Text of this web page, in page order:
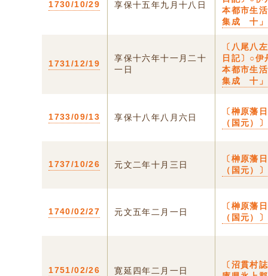
1730/10/29 享保十五年九月十八日
本都市生
集成 十」
1731/12/19
享保十六年十一月二十
一日
〔八尾八
日記〕○伊
本都市生
集成 十」
1733/09/13 享保十八年八月六日
〔榊原藩
（国元）
1737/10/26 元文二年十月三日
〔榊原藩
（国元）
1740/02/27 元文五年二月一日
〔榊原藩
（国元）
1751/02/26 寛延四年二月一日
〔沼貫村